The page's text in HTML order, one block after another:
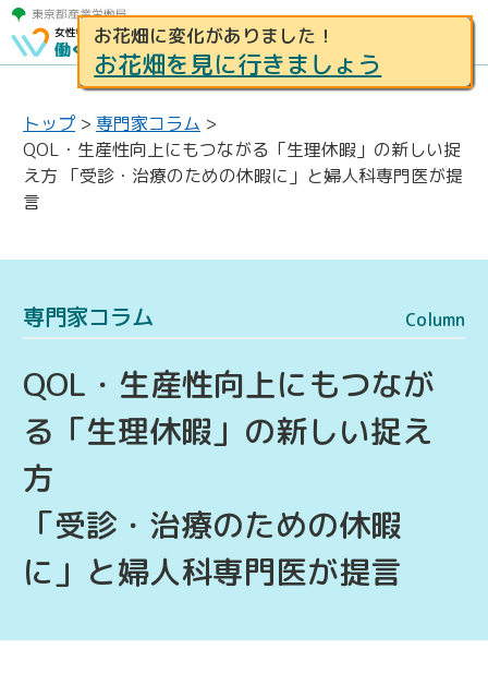
お花畑に変化がありました！
お花畑を見に行きましょう
トップ > 専門家コラム >
QOL・生産性向上にもつながる「生理休暇」の新しい捉
え方 「受診・治療のための休暇に」と婦人科専門医が提
言
専門家コラム Column
QOL・生産性向上にもつなが
る「生理休暇」の新しい捉え
方
「受診・治療のための休暇
に」と婦人科専門医が提言